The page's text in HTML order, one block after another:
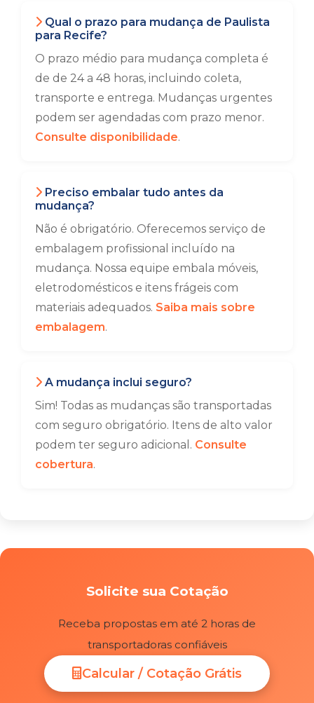
Qual o prazo para mudança de Paulista
para Recife?
O prazo médio para mudança completa é
de de 24 a 48 horas, incluindo coleta,
transporte e entrega. Mudanças urgentes
podem ser agendadas com prazo menor.
Consulte disponibilidade.
Preciso embalar tudo antes da
mudança?
Não é obrigatório. Oferecemos serviço de
embalagem profissional incluído na
mudança. Nossa equipe embala móveis,
eletrodomésticos e itens frágeis com
materiais adequados. Saiba mais sobre
embalagem.
A mudança inclui seguro?
Sim! Todas as mudanças são transportadas
com seguro obrigatório. Itens de alto valor
podem ter seguro adicional. Consulte
cobertura.
Solicite sua Cotação
Receba propostas em até 2 horas de
transportadoras confiáveis
Calcular / Cotação Grátis